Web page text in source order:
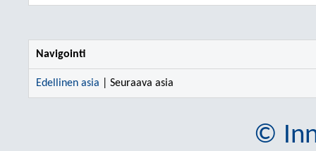
Navigointi
Edellinen asia | Seuraava asia
©